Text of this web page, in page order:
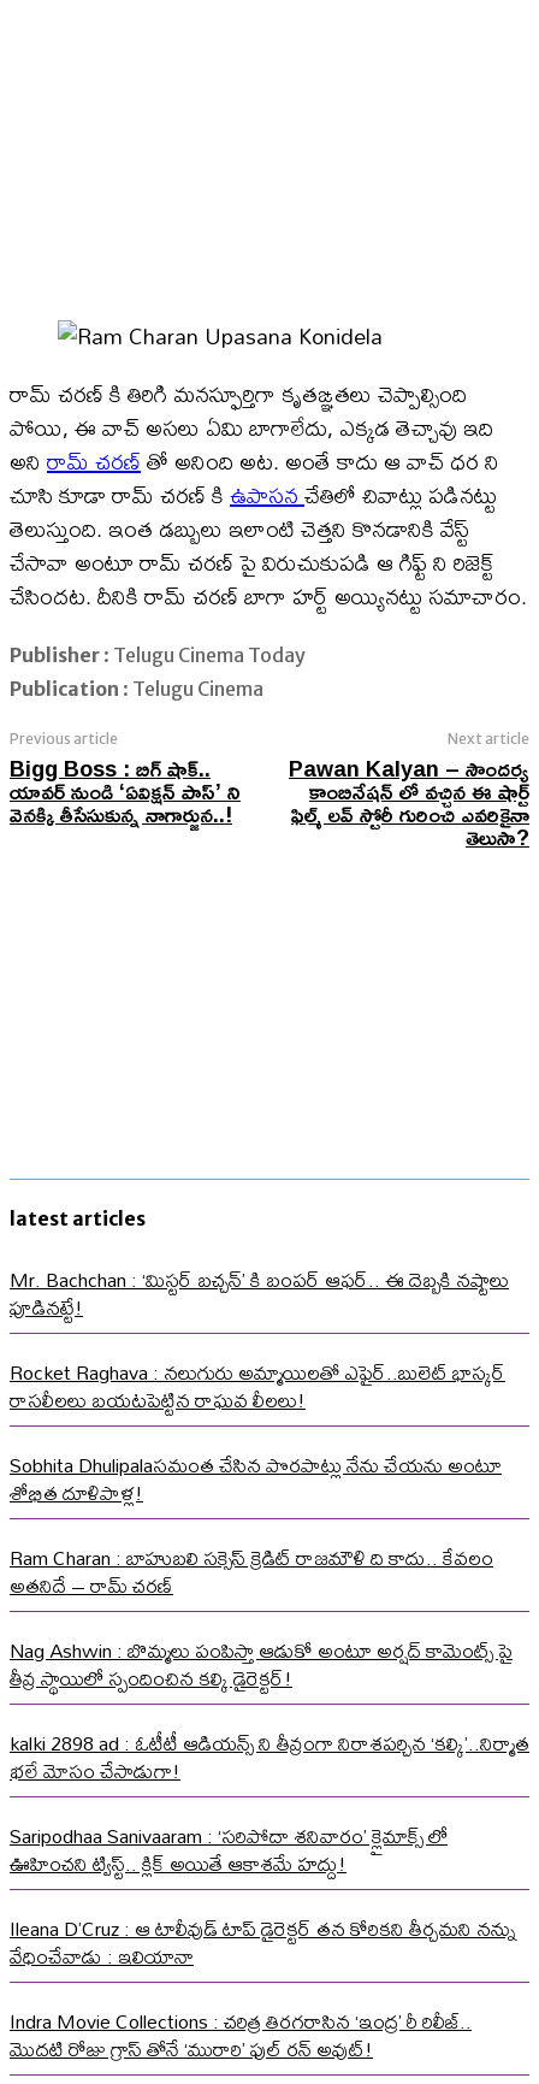
రామ్ చరణ్ కి తిరిగి మనస్ఫూర్తిగా కృతఙ్ఞతలు చెప్పాల్సింది
పోయి, ఈ వాచ్ అసలు ఏమి బాగాలేదు, ఎక్కడ తెచ్చావు ఇది
అనిరామ్ చరణ్తో అనింది అట. అంతే కాదు ఆ వాచ్ ధర ని
చూసి కూడా రామ్ చరణ్ కిఉపాసనచేతిలో చివాట్లు పడినట్టు
తెలుస్తుంది. ఇంత డబ్బులు ఇలాంటి చెత్తని కొనడానికి వేస్ట్
చేసావా అంటూ రామ్ చరణ్ పై విరుచుకుపడి ఆ గిఫ్ట్ ని రిజెక్ట్
చేసిందట. దీనికి రామ్ చరణ్ బాగా హర్ట్ అయ్యినట్టు సమాచారం.
Publisher : Telugu Cinema Today
Publication : Telugu Cinema
Previous article
Bigg Boss : బిగ్ షాక్..
యావర్ నుండి ‘ఏవిక్షన్ పాస్’ ని
వెనక్కి తీసేసుకున్న నాగార్జున..!
Next article
Pawan Kalyan – సౌందర్య
కాంబినేషన్ లో వచ్చిన ఈ షార్ట్
ఫిల్మ్ లవ్ స్టోరీ గురించి ఎవరికైనా
తెలుసా?
latest articles
Mr. Bachchan : ‘మిస్టర్ బచ్చన్’ కి బంపర్ ఆఫర్.. ఈ దెబ్బకి నష్టాలు
పూడినట్టే!
Rocket Raghava : నలుగురు అమ్మాయిలతో ఎఫైర్..బులెట్ భాస్కర్
రాసలీలలు బయటపెట్టిన రాఘవ లీలలు!
Sobhita Dhulipalaసమంత చేసిన పొరపాట్లు నేను చేయను అంటూ
శోభిత దూళిపాళ్ల!
Ram Charan : బాహుబలి సక్సెస్ క్రెడిట్ రాజమౌళి ది కాదు.. కేవలం
అతనిదే – రామ్ చరణ్
Nag Ashwin : బొమ్మలు పంపిస్తా ఆడుకో అంటూ అర్షద్ కామెంట్స్ పై
తీవ్ర స్థాయిలో స్పందించిన కల్కి డైరెక్టర్!
kalki 2898 ad : ఓటీటీ ఆడియన్స్ ని తీవ్రంగా నిరాశపర్చిన ‘కల్కి’..నిర్మాత
భలే మోసం చేసాడుగా!
Saripodhaa Sanivaaram : ‘సరిపోదా శనివారం’ క్లైమాక్స్ లో
ఊహించని ట్విస్ట్.. క్లిక్ అయితే ఆకాశమే హద్దు!
Ileana D’Cruz : ఆ టాలీవుడ్ టాప్ డైరెక్టర్ తన కోరికని తీర్చమని నన్ను
వేధించేవాడు : ఇలియానా
Indra Movie Collections : చరిత్ర తిరగరాసిన ‘ఇంద్ర’ రీ రిలీజ్..
మొదటి రోజు గ్రాస్ తోనే ‘మురారి’ ఫుల్ రన్ అవుట్!